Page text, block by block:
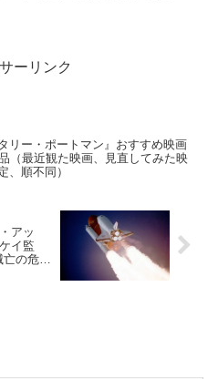
村人達を惹きつけ、村人はカトリ
の断食期間にも厳格な教義に反しチ
ーリンク
タリー・ポートマン』おすすめ映画
（最近観た映画、見直してみた映
、順不同）
アッ
イ監
亡の危機